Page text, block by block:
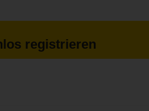
registrieren